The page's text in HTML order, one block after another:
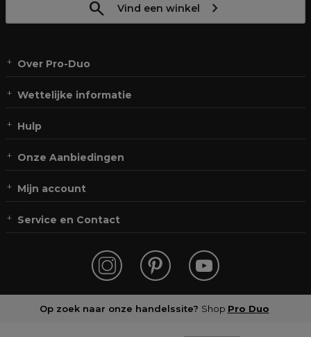
Vind een winkel
Over Pro-Duo
Wettelijke informatie
Hulp
Onze Aanbiedingen
Mijn account
Service en Contact
Op zoek naar onze handelssite? Shop Pro Duo